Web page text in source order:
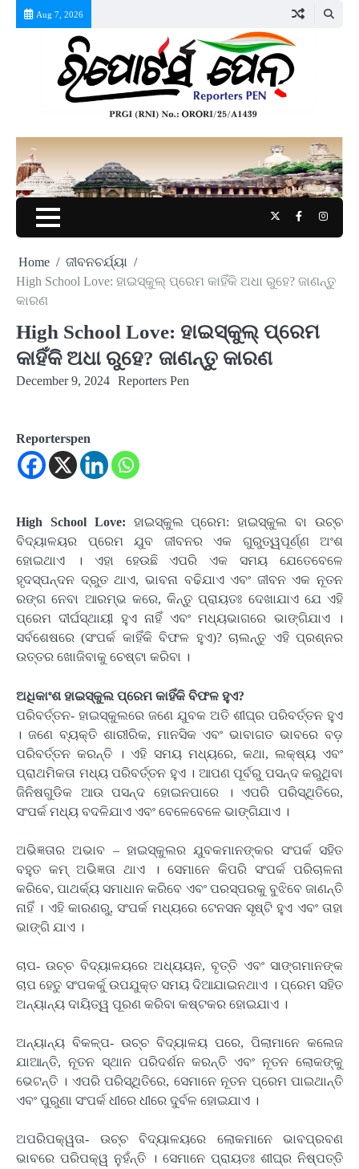
Aug 7, 2026
TwitterFacebook
Home
ଜୀବନଚର୍ଯ୍ୟା
High School Love: ହାଇସ୍କୁଲ୍ ପ୍ରେମ କାହିଁକି ଅଧା ରୁହେ? ଜାଣନ୍ତୁ
କାରଣ
High School Love: ହାଇସ୍କୁଲ୍ ପ୍ରେମ
କାହିଁକି ଅଧା ରୁହେ? ଜାଣନ୍ତୁ କାରଣ
December 9, 2024 Reporters Pen
Reporterspen
High School Love: ହାଇସ୍କୁଲ ପ୍ରେମ: ହାଇସ୍କୁଲ ବା ଉଚ୍ଚ
ବିଦ୍ୟାଳୟର ପ୍ରେମ ଯୁବ ଜୀବନର ଏକ ଗୁରୁତ୍ୱପୂର୍ଣ୍ଣ ଅଂଶ
ହୋଇଥାଏ । ଏହା ହେଉଛି ଏପରି ଏକ ସମୟ ଯେତେବେଳେ
ହୃଦସ୍ପନ୍ଦନ ଦ୍ରୁତ ଥାଏ, ଭାବନା ବଢିଯାଏ ଏବଂ ଜୀବନ ଏକ ନୂତନ
ରଙ୍ଗ ନେବା ଆରମ୍ଭ କରେ, କିନ୍ତୁ ପ୍ରାୟତଃ ଦେଖାଯାଏ ଯେ ଏହି
ପ୍ରେମ ଦୀର୍ଘସ୍ଥାୟୀ ହୁଏ ନାହିଁ ଏବଂ ମଧ୍ୟଭାଗରେ ଭାଙ୍ଗିଯାଏ ।
ସର୍ବଶେଷରେ (ସଂପର୍କ କାହିଁକି ବିଫଳ ହୁଏ)? ଚାଲନ୍ତୁ ଏହି ପ୍ରଶ୍ନର
ଉତ୍ତର ଖୋଜିବାକୁ ଚେଷ୍ଟା କରିବା ।
ଅଧିକାଂଶ ହାଇସ୍କୁଲ ପ୍ରେମ କାହିଁକି ବିଫଳ ହୁଏ?
ପରିବର୍ତ୍ତନ- ହାଇସ୍କୁଲରେ ଜଣେ ଯୁବକ ଅତି ଶୀଘ୍ର ପରିବର୍ତ୍ତନ ହୁଏ
। ଜଣେ ବ୍ୟକ୍ତି ଶାରୀରିକ, ମାନସିକ ଏବଂ ଭାବାଗତ ଭାବରେ ବଡ଼
ପରିବର୍ତ୍ତନ କରନ୍ତି । ଏହି ସମୟ ମଧ୍ୟରେ, କଥା, ଲକ୍ଷ୍ୟ ଏବଂ
ପ୍ରାଥମିକତା ମଧ୍ୟ ପରିବର୍ତ୍ତନ ହୁଏ । ଆପଣ ପୂର୍ବରୁ ପସନ୍ଦ କରୁଥିବା
ଜିନିଷଗୁଡିକ ଆଉ ପସନ୍ଦ ହୋଇନପାରେ । ଏପରି ପରିସ୍ଥିତିରେ,
ସଂପର୍କ ମଧ୍ୟ ବଦଳିଯାଏ ଏବଂ ବେଳେବେଳେ ଭାଙ୍ଗିଯାଏ ।
ଅଭିଜ୍ଞତାର ଅଭାବ – ହାଇସ୍କୁଲର ଯୁବକମାନଙ୍କର ସଂପର୍କ ସହିତ
ବହୁତ କମ୍ ଅଭିଜ୍ଞତା ଥାଏ । ସେମାନେ କିପରି ସଂପର୍କ ପରିଚାଳନା
କରିବେ, ପାଥର୍କ୍ୟ ସମାଧାନ କରିବେ ଏବଂ ପରସ୍ପରକୁ ବୁଝିବେ ଜାଣନ୍ତି
ନାହିଁ । ଏହି କାରଣରୁ, ସଂପର୍କ ମଧ୍ୟରେ ଟେନସନ ସୃଷ୍ଟି ହୁଏ ଏବଂ ତାହା
ଭାଙ୍ଗି ଯାଏ ।
ଚାପ- ଉଚ୍ଚ ବିଦ୍ୟାଳୟରେ ଅଧ୍ୟୟନ, ବୃତ୍ତି ଏବଂ ସାଙ୍ଗମାନଙ୍କ
ଚାପ ହେତୁ ସଂପକର୍କୁ ଉପଯୁକ୍ତ ସମୟ ଦିଆଯାଇନଥାଏ । ପ୍ରେମ ସହିତ
ଅନ୍ୟାନ୍ୟ ଦାୟିତ୍ୱ ପୂରଣ କରିବା କଷ୍ଟକର ହୋଇଯାଏ ।
ଅନ୍ୟାନ୍ୟ ବିକଳ୍ପ- ଉଚ୍ଚ ବିଦ୍ୟାଳୟ ପରେ, ପିଲାମାନେ କଲେଜ
ଯାଆନ୍ତି, ନୂତନ ସ୍ଥାନ ପରିଦର୍ଶନ କରନ୍ତି ଏବଂ ନୂତନ ଲୋକଙ୍କୁ
ଭେଟନ୍ତି । ଏପରି ପରିସ୍ଥିତିରେ, ସେମାନେ ନୂତନ ପ୍ରେମ ପାଇଥାନ୍ତି
ଏବଂ ପୁରୁଣା ସଂପର୍କ ଧୀରେ ଧୀରେ ଦୁର୍ବଳ ହୋଇଯାଏ ।
ଅପରିପକ୍ୱତା- ଉଚ୍ଚ ବିଦ୍ୟାଳୟରେ ଲୋକମାନେ ଭାବପ୍ରବଣ
ଭାବରେ ପରିପକ୍ୱ ନୁହଁନ୍ତି । ସେମାନେ ପ୍ରାୟତଃ ଶୀଘ୍ର ନିଷ୍ପତ୍ତି